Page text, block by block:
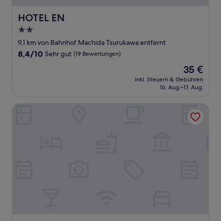
HOTEL EN
HOTEL EN
2.0-
Sterne-
Unterkunft
9,1 km von Bahnhof Machida Tsurukawa entfernt
8.4
Bewertungen)
8,4/10 Sehr gut (19 Bewertungen)
Der
Preis
beträgt
35 €
inkl. Steuern & Gebühren
16. Aug.–17. Aug.